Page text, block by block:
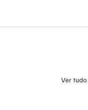
Ver tudo